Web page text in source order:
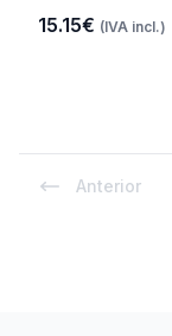
15.15€ (IVA incl.)
Anterior